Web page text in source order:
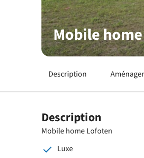
Mobile
Description
Description
Mobile home Lofoten
Luxe